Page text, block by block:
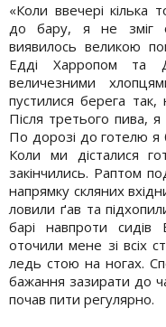
«Коли ввечері кілька
до бару, я не зміг
виявилось великою
Едді Харропом та
величезними
пустилися берега
Після третього пива,
По дорозі до готелю я
Коли ми дісталися
закінчились. Раптом
напрямку скляних
ловили ґав та
барі навпроти
оточили мене зі всіх
ледь стою на ногах.
бажання зазирати до
почав пити регулярно.